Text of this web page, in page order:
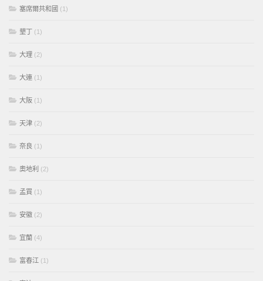
塞席爾共和國 (1)
墾丁 (1)
大理 (2)
大連 (1)
大阪 (1)
天津 (2)
奈良 (1)
奧地利 (2)
孟買 (1)
安徽 (2)
宜蘭 (4)
富春江 (1)